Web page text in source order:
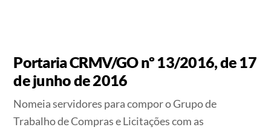
Portaria CRMV/GO nº 13/2016, de 17
de junho de 2016
Nomeia servidores para compor o Grupo de
Trabalho de Compras e Licitações com as